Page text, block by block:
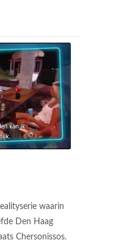
waarin
Den Haag
Chersonissos.